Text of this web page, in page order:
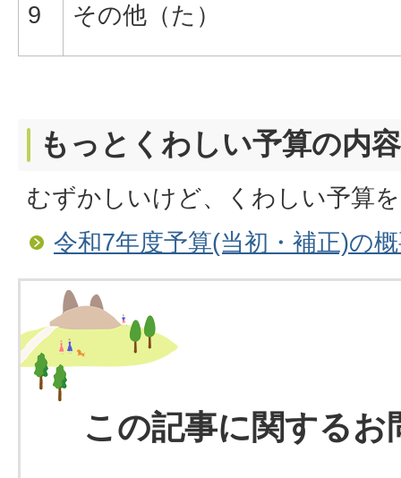
9 その他（た）
もっとくわしい予算の内容
むずかしいけど、くわしい予算
令和7年度予算(当初・補正)の
この記事に関するお